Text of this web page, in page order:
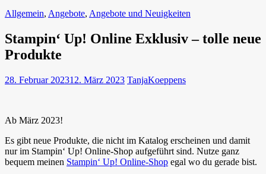
Allgemein, Angebote, Angebote und Neuigkeiten
Stampin‘ Up! Online Exklusiv – tolle neue
Produkte
28. Februar 202312. März 2023 TanjaKoeppens
Ab März 2023!
Es gibt neue Produkte, die nicht im Katalog erscheinen und damit
nur im Stampin‘ Up! Online-Shop aufgeführt sind. Nutze ganz
bequem meinen Stampin‘ Up! Online-Shop egal wo du gerade bist.